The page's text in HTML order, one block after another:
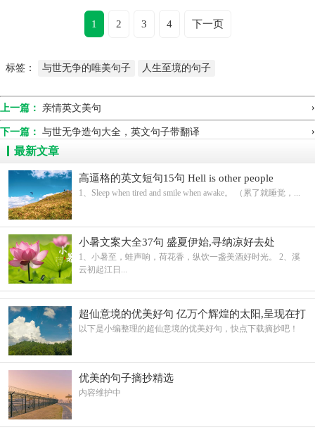
1 2 3 4 下一页
标签： 与世无争的唯美句子 人生至境的句子
上一篇： 亲情英文美句 ›
下一篇： 与世无争造句大全，英文句子带翻译 ›
最新文章
高逼格的英文短句15句 Hell is other people
1、Sleep when tired and smile when awake。 （累了就睡觉，...
小暑文案大全37句 盛夏伊始,寻纳凉好去处
1、小暑至，蛙声响，荷花香，纵饮一盏美酒好时光。 2、溪
云初起江日...
超仙意境的优美好句 亿万个辉煌的太阳,呈现在打
碎的镜子上
以下是小编整理的超仙意境的优美好句，快点下载摘抄吧！
优美的句子摘抄精选
内容维护中